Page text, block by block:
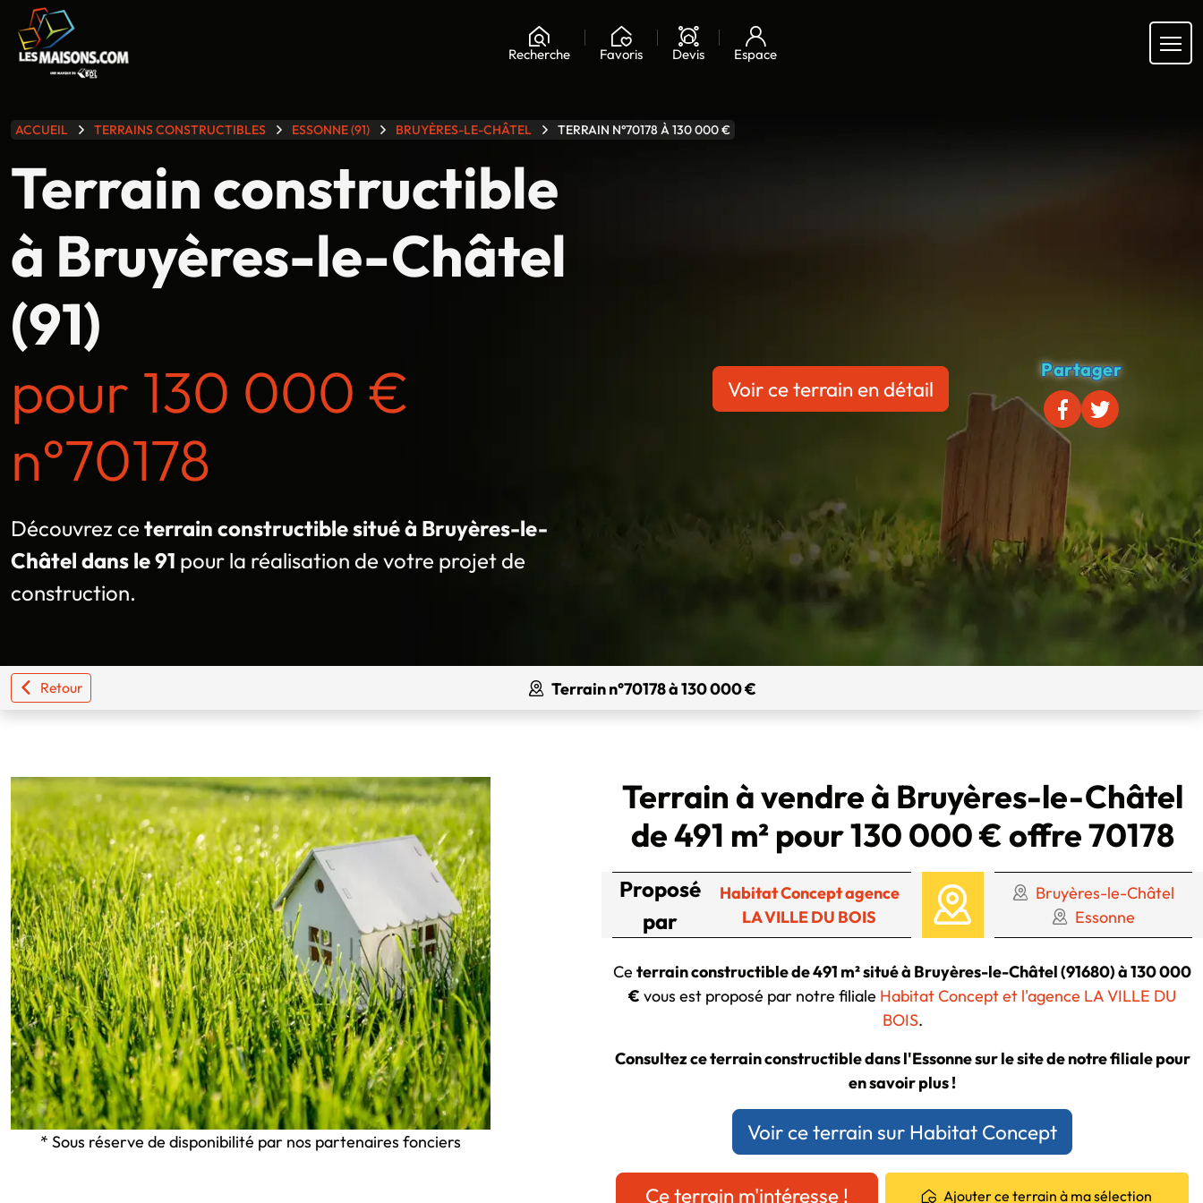
Recherche
Chargement...
Favoris Devis Espace
gamme
ACCUEIL TERRAINS CONSTRUCTIBLES ESSONNE (91) BRUYÈRES-LE-CHÂTEL TERRAIN N°70178 À 130 000 €
Terrain constructible
à Bruyères-le-Châtel
(91)
pour 130 000 €
n°70178
Découvrez ce terrain constructible situé à Bruyères-le-
Châtel dans le 91 pour la réalisation de votre projet de
construction.
Voir ce terrain en détail
Partager
Retour Terrain n°70178 à 130 000 €
Terrain à vendre à Bruyères-le-Châtel
de 491 m² pour 130 000 € offre 70178
Proposé
par
Habitat Concept agence
LA VILLE DU BOIS
Bruyères-le-Châtel
Essonne
Ce terrain constructible de 491 m² situé à Bruyères-le-Châtel (91680) à 130 000
€ vous est proposé par notre filiale Habitat Concept et l'agence LA VILLE DU
BOIS.
Consultez ce terrain constructible dans l'Essonne sur le site de notre filiale pour
en savoir plus !
Voir ce terrain sur Habitat Concept
Ce terrain m'intéresse ! Ajouter ce terrain à ma sélection
* Sous réserve de disponibilité par nos partenaires fonciers